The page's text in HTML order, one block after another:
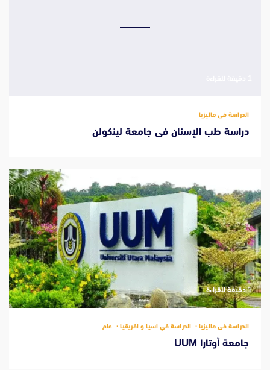
الدراسة فى ماليزيا
دراسة طب الإسنان فى جامعة لينكولن
‫1 دقيقة للقراءة
الدراسة فى ماليزيا الدراسة في اسيا و افريقيا عام
جامعة أوتارا UUM